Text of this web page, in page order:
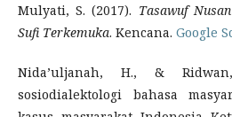
Mulyati, S. (2017). Tasawuf
Sufi Terkemuka. Kencana. Google
Nida’uljanah, H., &
sosiodialektologi bahasa